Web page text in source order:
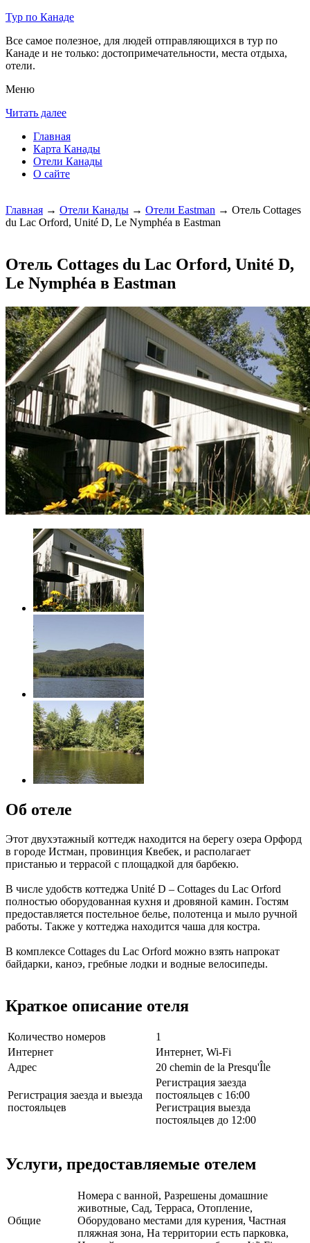
Тур по Канаде
Все самое полезное, для людей отправляющихся в тур по
Канаде и не только: достопримечательности, места отдыха,
отели.
Меню
Читать далее
Главная
Карта Канады
Отели Канады
О сайте
Главная → Отели Канады → Отели Eastman → Отель Cottages
du Lac Orford, Unité D, Le Nymphéa в Eastman
Отель Cottages du Lac Orford, Unité D,
Le Nymphéa в Eastman
Об отеле
Этот двухэтажный коттедж находится на берегу озера Орфорд
в городе Истман, провинция Квебек, и располагает
пристанью и террасой с площадкой для барбекю.
В числе удобств коттеджа Unité D – Cottages du Lac Orford
полностью оборудованная кухня и дровяной камин. Гостям
предоставляется постельное белье, полотенца и мыло ручной
работы. Также у коттеджа находится чаша для костра.
В комплексе Cottages du Lac Orford можно взять напрокат
байдарки, каноэ, гребные лодки и водные велосипеды.
Краткое описание отеля
Количество номеров
1
Интернет
Интернет, Wi-Fi
Адрес
20 chemin de la Presqu'Île
Регистрация заезда и выезда
постояльцев
Регистрация заезда
постояльцев с 16:00
Регистрация выезда
постояльцев до 12:00
Услуги, предоставляемые отелем
Общие
Номера с ванной, Разрешены домашние
животные, Сад, Терраса, Отопление,
Оборудовано местами для курения, Частная
пляжная зона, На территории есть парковка,